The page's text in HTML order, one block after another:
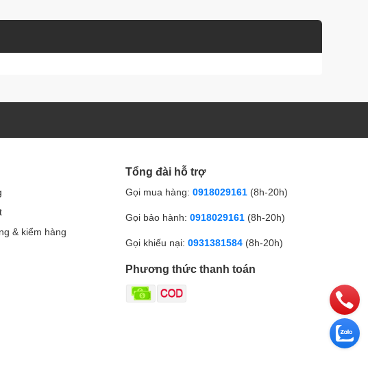
& kiểm hàng
Tổng đài hỗ trợ
Gọi mua hàng: 0918029161 (8h-20h)
Gọi bảo hành: 0918029161 (8h-20h)
Gọi khiếu nại: 0931381584 (8h-20h)
Phương thức thanh toán